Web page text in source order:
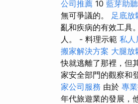
公司推薦 10 藍芽助
無可爭議的。 足底放
亂和疾病的有效工具
人。 - 料理示範 私人
搬家解決方案 大腿放
快就逃離了那裡，但
家安全部門的觀察和
家公司服務 由於 專
年代旅遊業的發展，